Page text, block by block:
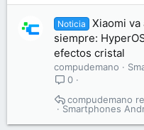
Noticia
Xiaomi
siempre:
efectos cristal
compudemano
0
Smartphones
compudemano